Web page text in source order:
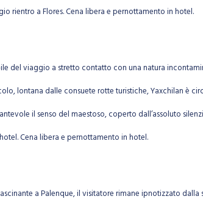
rientro a Flores. Cena libera e pernottamento in hotel.
del viaggio a stretto contatto con una natura
lontana dalle consuete rotte turistiche, Yaxchilan
il senso del maestoso, coperto dall’assoluto
Cena libera e pernottamento in hotel.
a Palenque, il visitatore rimane ipnotizzato